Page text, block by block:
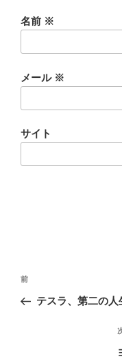
名前 ※
メール ※
サイト
投
ナ
前
テスラ、第二の人